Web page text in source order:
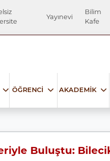
Yayınevi
Bilim
Kafe
ÖĞRENCİ AKADEMİK
Buluştu: